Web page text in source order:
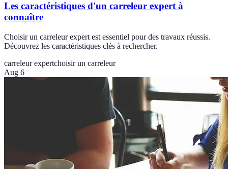
Les caractéristiques d'un carreleur expert à
connaître
Choisir un carreleur expert est essentiel pour des travaux réussis.
Découvrez les caractéristiques clés à rechercher.
carreleur expertchoisir un carreleur
Aug 6